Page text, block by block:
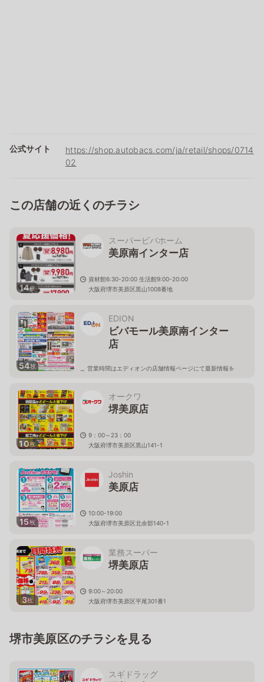
公式サイト
https://shop.autobacs.com/ja/retail/shops/0714
02
この店舗の近くのチラシ
14枚
スーパービバホーム
美原南インター店
資材館6:30-20:00 生活館9:00-20:00
大阪府堺市美原区黒山1008番地
54枚
EDION
ビバモール美原南インター
店
営業時間はエディオンの店舗情報ページにて最新情報を
ター店2階
10枚
オークワ
堺美原店
9：00～23：00
大阪府堺市美原区黒山141-1
15枚
Joshin
美原店
10:00-19:00
大阪府堺市美原区北余部140-1
3枚
業務スーパー
堺美原店
9:00～20:00
大阪府堺市美原区平尾301番1
堺市美原区のチラシを見る
スギドラッグ